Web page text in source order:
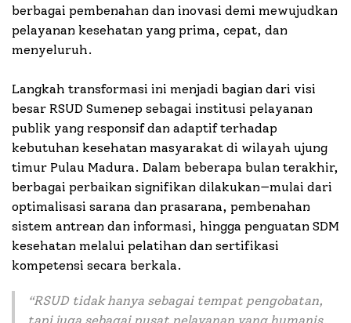
berbagai pembenahan dan inovasi demi mewujudkan
pelayanan kesehatan yang prima, cepat, dan
menyeluruh.
Langkah transformasi ini menjadi bagian dari visi
besar RSUD Sumenep sebagai institusi pelayanan
publik yang responsif dan adaptif terhadap
kebutuhan kesehatan masyarakat di wilayah ujung
timur Pulau Madura. Dalam beberapa bulan terakhir,
berbagai perbaikan signifikan dilakukan—mulai dari
optimalisasi sarana dan prasarana, pembenahan
sistem antrean dan informasi, hingga penguatan SDM
kesehatan melalui pelatihan dan sertifikasi
kompetensi secara berkala.
“RSUD tidak hanya sebagai tempat pengobatan,